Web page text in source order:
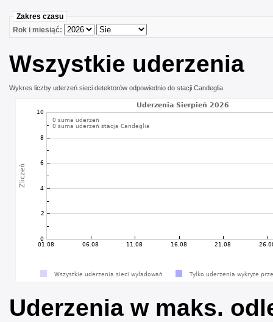
Zakres czasu
Rok i miesiąć:
Wszystkie uderzenia
Wykres liczby uderzeń sieci detektorów odpowiednio do stacji Candeglia
Uderzenia w maks.